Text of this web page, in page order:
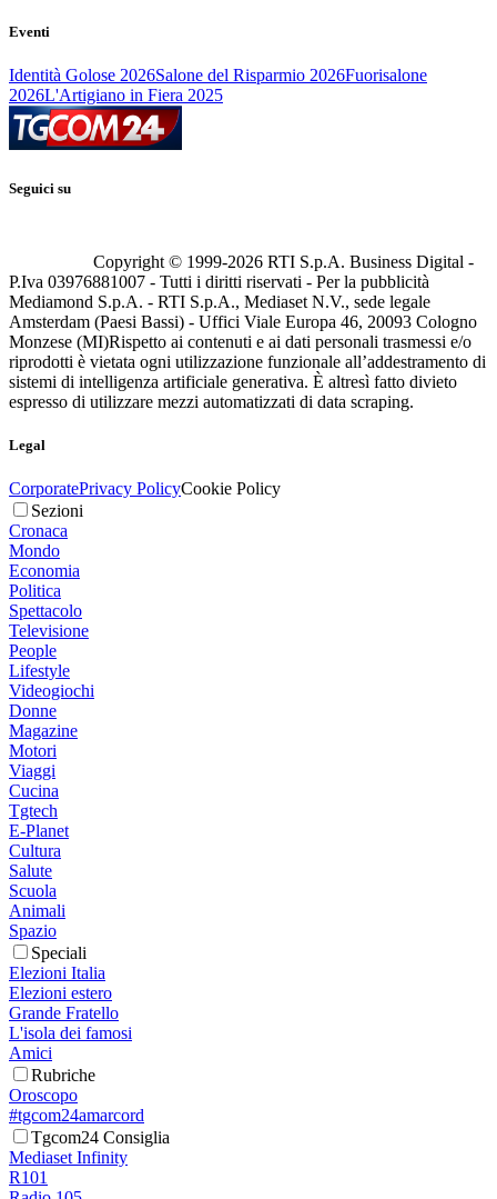
Eventi
Identità Golose 2026Salone del Risparmio 2026Fuorisalone
2026L'Artigiano in Fiera 2025
Seguici su
Copyright © 1999-2026 RTI S.p.A. Business Digital -
P.Iva 03976881007 - Tutti i diritti riservati - Per la pubblicità
Mediamond S.p.A. - RTI S.p.A., Mediaset N.V., sede legale
Amsterdam (Paesi Bassi) - Uffici Viale Europa 46, 20093 Cologno
Monzese (MI)Rispetto ai contenuti e ai dati personali trasmessi e/o
riprodotti è vietata ogni utilizzazione funzionale all’addestramento di
sistemi di intelligenza artificiale generativa. È altresì fatto divieto
espresso di utilizzare mezzi automatizzati di data scraping.
Legal
CorporatePrivacy PolicyCookie Policy
Sezioni
Cronaca
Mondo
Economia
Politica
Spettacolo
Televisione
People
Lifestyle
Videogiochi
Donne
Magazine
Motori
Viaggi
Cucina
Tgtech
E-Planet
Cultura
Salute
Scuola
Animali
Spazio
Speciali
Elezioni Italia
Elezioni estero
Grande Fratello
L'isola dei famosi
Amici
Rubriche
Oroscopo
#tgcom24amarcord
Tgcom24 Consiglia
Mediaset Infinity
R101